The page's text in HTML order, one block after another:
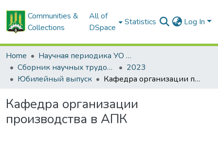
Communities &
Collections
All of
DSpace
Statistics Log In
Home
Научная периодика УО БГСХА
Сборник научных трудов "Проблемы экономики"
2023
Юбилейный выпуск
Кафедра организации производства в АПК
Кафедра организации
производства в АПК